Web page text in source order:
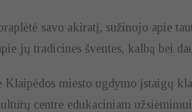
savo akiratį, sužinojo apie
jų tradicines šventes, kalbą bei
Klaipėdos miesto ugdymo įstaigų
centre edukaciniam